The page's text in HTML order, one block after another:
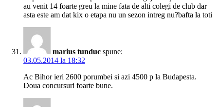
au venit 14 foarte greu la mine fata de alti colegi de club dar
asta este am dat kix o etapa nu un sezon intreg nu?bafta la toti
marius tunduc spune:
03.05.2014 la 18:32
Ac Bihor ieri 2600 porumbei si azi 4500 p la Budapesta.
Doua concursuri foarte bune.